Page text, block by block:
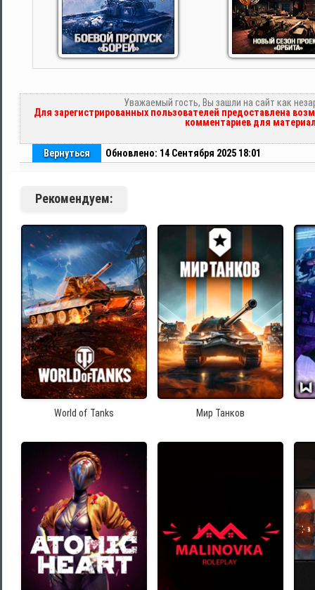
Уважаемый гость, Вы зашли на сайт как
Для зарегистрированных пользователей предоставлена
комментариев для
Вернуться Обновлено: 14 Сентября 2025 18:01
Рекомендуем:
World of Tanks Мир Танков